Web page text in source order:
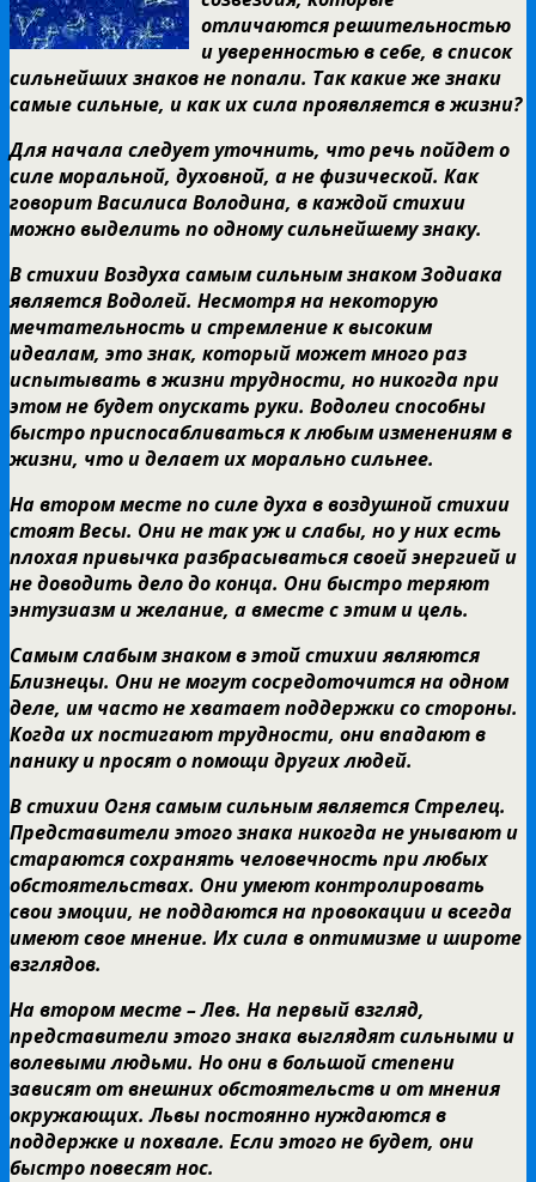
отличаются решительностью
и уверенностью в себе, в список
сильнейших знаков не попали. Так какие же знаки
самые сильные, и как их сила проявляется в жизни?
Для начала следует уточнить, что речь пойдет о
силе моральной, духовной, а не физической. Как
говорит Василиса Володина, в каждой стихии
можно выделить по одному сильнейшему знаку.
В стихии Воздуха самым сильным знаком Зодиака
является Водолей. Несмотря на некоторую
мечтательность и стремление к высоким
идеалам, это знак, который может много раз
испытывать в жизни трудности, но никогда при
этом не будет опускать руки. Водолеи способны
быстро приспосабливаться к любым изменениям в
жизни, что и делает их морально сильнее.
На втором месте по силе духа в воздушной стихии
стоят Весы. Они не так уж и слабы, но у них есть
плохая привычка разбрасываться своей энергией и
не доводить дело до конца. Они быстро теряют
энтузиазм и желание, а вместе с этим и цель.
Самым слабым знаком в этой стихии являются
Близнецы. Они не могут сосредоточится на одном
деле, им часто не хватает поддержки со стороны.
Когда их постигают трудности, они впадают в
панику и просят о помощи других людей.
В стихии Огня самым сильным является Стрелец.
Представители этого знака никогда не унывают и
стараются сохранять человечность при любых
обстоятельствах. Они умеют контролировать
свои эмоции, не поддаются на провокации и всегда
имеют свое мнение. Их сила в оптимизме и широте
взглядов.
На втором месте – Лев. На первый взгляд,
представители этого знака выглядят сильными и
волевыми людьми. Но они в большой степени
зависят от внешних обстоятельств и от мнения
окружающих. Львы постоянно нуждаются в
поддержке и похвале. Если этого не будет, они
быстро повесят нос.